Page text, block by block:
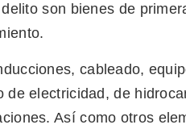
son bienes de
cableado,
de electricidad, de
Así como otros